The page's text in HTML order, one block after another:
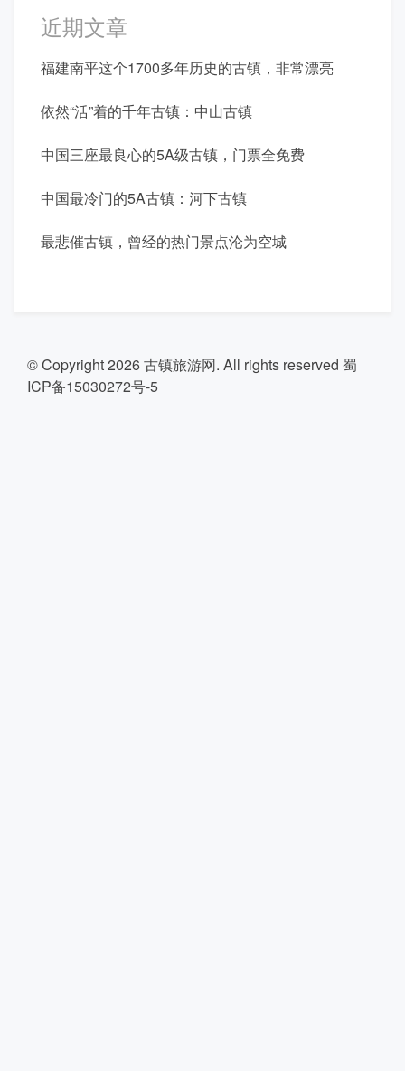
近期文章
福建南平这个1700多年历史的古镇，非常漂亮
依然“活”着的千年古镇：中山古镇
中国三座最良心的5A级古镇，门票全免费
中国最冷门的5A古镇：河下古镇
最悲催古镇，曾经的热门景点沦为空城
© Copyright 2026古镇旅游网. All rights reserved 蜀
ICP备15030272号-5